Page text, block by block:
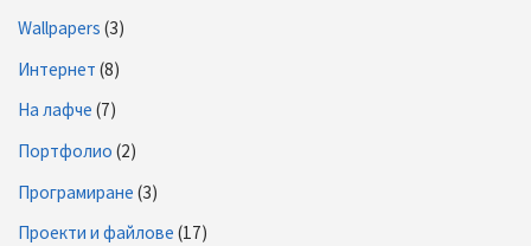
Wallpapers (3)
Интернет (8)
На лафче (7)
Портфолио (2)
Програмиране (3)
Проекти и файлове (17)